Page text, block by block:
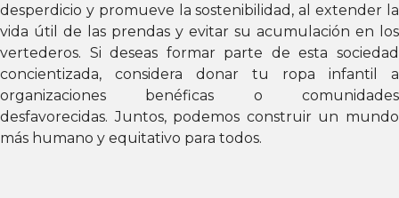
desperdicio y promueve la sostenibilidad, al extender la
vida útil de las prendas y evitar su acumulación en los
vertederos. Si deseas formar parte de esta sociedad
concientizada, considera donar tu ropa infantil a
organizaciones benéficas o comunidades
desfavorecidas. Juntos, podemos construir un mundo
más humano y equitativo para todos.